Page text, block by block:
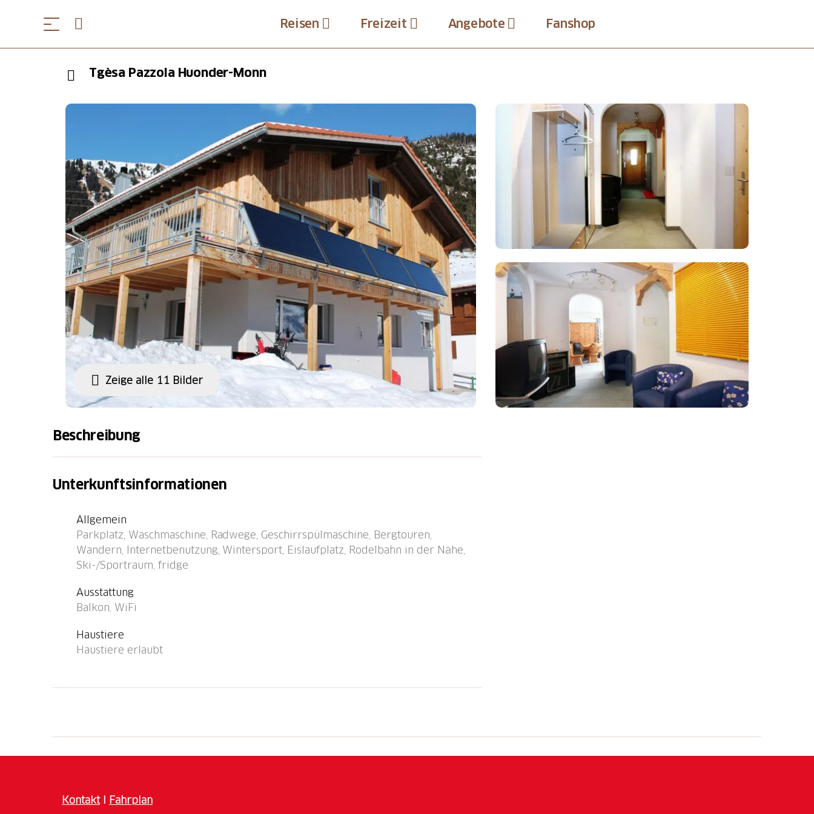
Reisen Freizeit Angebote Fanshop
Tgèsa Pazzola Huonder-Monn
Zeige alle 11 Bilder
Beschreibung
Mehrfamilienhaus - Vorplatz und grosser Garten. Das Haus wurde 1970 gebaut und
Einkaufsmöglichkeiten, Bogn Sedrun, Bahnhof Sedrun, Snow Park Valtgeva. Ab einer
Übernachtung steht Ihnen die Disentis Sedrun Gästekarte zur Verfügung. Alle inklusiv
Leistungen und Vergünstigungen finden Sie unter: www.disentis-sedrun.ch
Bushaltestelle "Bugnei, via Alpsu" 75 m, Bahnstation "Bugnei" 0.1 km, Fähre "Seedorf
UR (See)" 27.3 km.
Unterkunftsinformationen
Allgemein
Parkplatz, Waschmaschine, Radwege, Geschirrspülmaschine, Bergtouren,
Wandern, Internetbenutzung, Wintersport, Eislaufplatz, Rodelbahn in der Nähe,
Ski-/Sportraum, fridge
Ausstattung
Balkon, WiFi
Haustiere
Haustiere erlaubt
KontaktI Fahrplan